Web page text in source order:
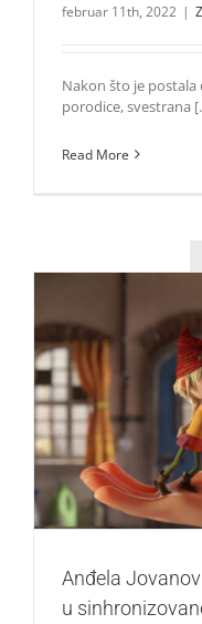
februar 11th, 2022 |
Nakon što je postala
porodice, svestrana
Read More
Anđela
sinhronizovanoj
Anđela
u